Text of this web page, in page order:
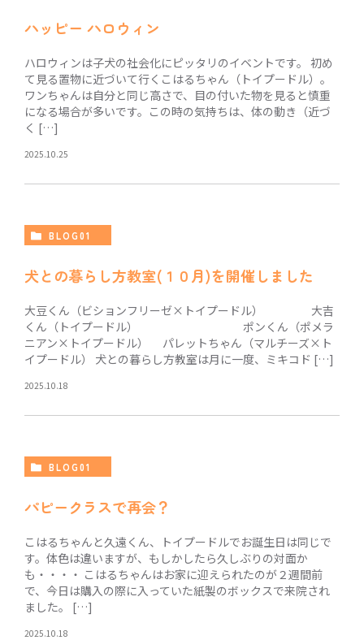
ハッピー ハロウィン
ハロウィンは子犬の社会化にピッタリのイベントです。 初め
て見る置物に近づいて行くこはるちゃん（トイプードル）。
ワンちゃんは自分と同じ高さで、目の付いた物を見ると慎重
になる場合が多いです。この時の気持ちは、体の動き（近づ
く […]
2025.10.25
BLOG01
犬との暮らし方教室(１０月)を開催しました
大豆くん（ビションフリーゼ×トイプードル） 大吉
くん（トイプードル） ポンくん（ポメラ
ニアン×トイプードル） パレットちゃん（マルチーズ×ト
イプードル） 犬との暮らし方教室は月に一度、ミキコド […]
2025.10.18
BLOG01
パピークラスで再会？
こはるちゃんと久遠くん、トイプードルでお誕生日は同じで
す。体色は違いますが、もしかしたら久しぶりの対面か
も・・・・ こはるちゃんはお家に迎えられたのが２週間前
で、今日は購入の際に入っていた紙製のボックスで来院され
ました。 […]
2025.10.18